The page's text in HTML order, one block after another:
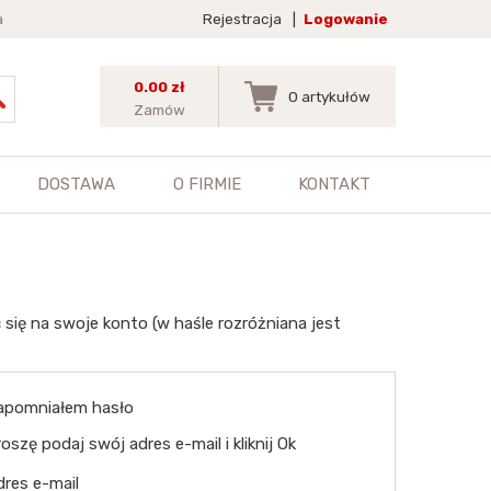
Rejestracja Logowanie
0.00 zł
Zamów
0 artykułów
DOSTAWA O FIRMIE KONTAKT
na swoje konto (w haśle rozróżniana jest
hasło
podaj swój adres e-mail i kliknij Ok
e-mail